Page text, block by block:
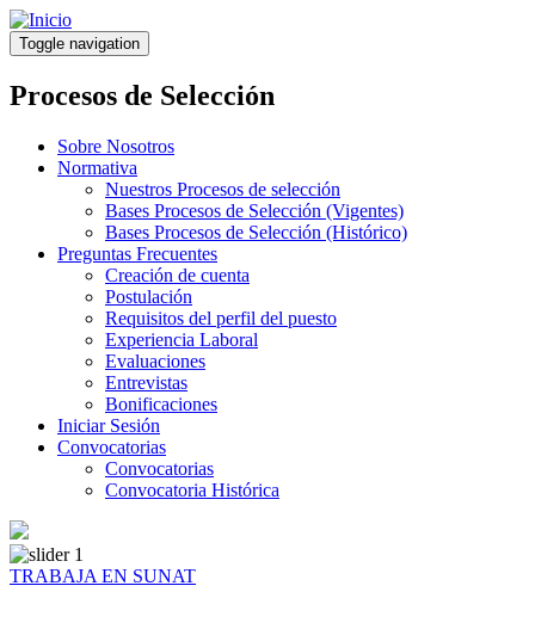
Pasar
al
contenido
principal
Toggle navigation
Procesos de Selección
Sobre Nosotros
Normativa
Nuestros Procesos de selección
Bases Procesos de Selección (Vigentes)
Bases Procesos de Selección (Histórico)
Preguntas Frecuentes
Creación de cuenta
Postulación
Requisitos del perfil del puesto
Experiencia Laboral
Evaluaciones
Entrevistas
Bonificaciones
Iniciar Sesión
Convocatorias
Convocatorias
Convocatoria Histórica
TRABAJA EN SUNAT